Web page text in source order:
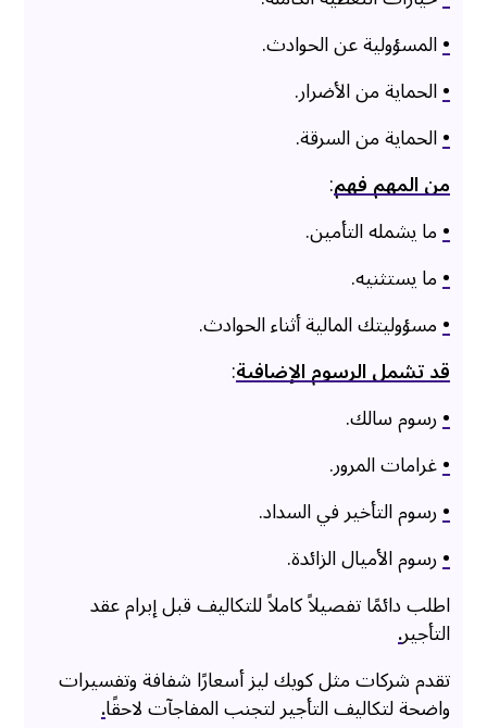
•المسؤولية عن الحوادث.
•الحماية من الأضرار.
•الحماية من السرقة.
من المهم فهم:
•ما يشمله التأمين.
•ما يستثنيه.
•مسؤوليتك المالية أثناء الحوادث.
قد تشمل الرسوم الإضافية:
•رسوم سالك.
•غرامات المرور.
•رسوم التأخير في السداد.
•رسوم الأميال الزائدة.
اطلب دائمًا تفصيلاً كاملاً للتكاليف قبل إبرام عقد
التأجير.
تقدم شركات مثل كويك ليز أسعارًا شفافة وتفسيرات
واضحة لتكاليف التأجير لتجنب المفاجآت لاحقًا.